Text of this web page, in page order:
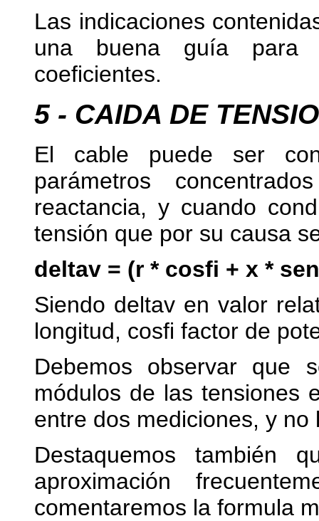
Las indicaciones
una buena guía para
coeficientes.
5 - CAIDA DE
El cable puede ser
parámetros
reactancia, y cuando
tensión que por su causa
deltav = (r * cosfi + x *
Siendo deltav en valor
longitud, cosfi factor de
Debemos observar que
módulos de las tensiones
entre dos mediciones, y
Destaquemos también
aproximación
comentaremos la formula